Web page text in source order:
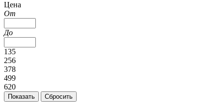
Цена
От
До
135
256
378
499
620